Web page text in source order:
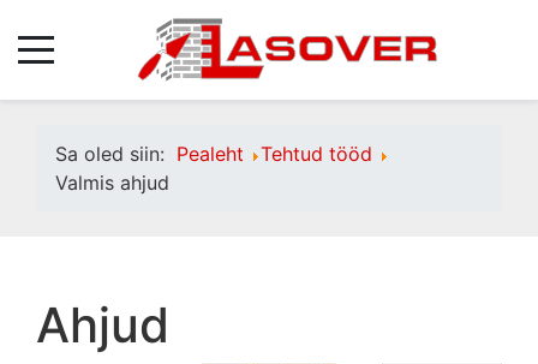
Sa oled siin: Pealeht
Tehtud tööd
Valmis ahjud
Ahjud